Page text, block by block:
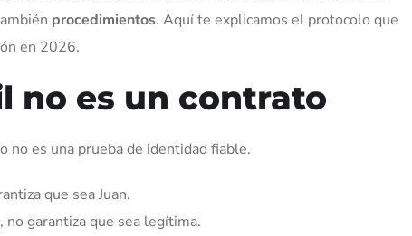
procedimientos. Aquí te explicamos el protocolo que
en 2026.
no es un contrato
no es una prueba de identidad fiable.
que sea Juan.
garantiza que sea legítima.